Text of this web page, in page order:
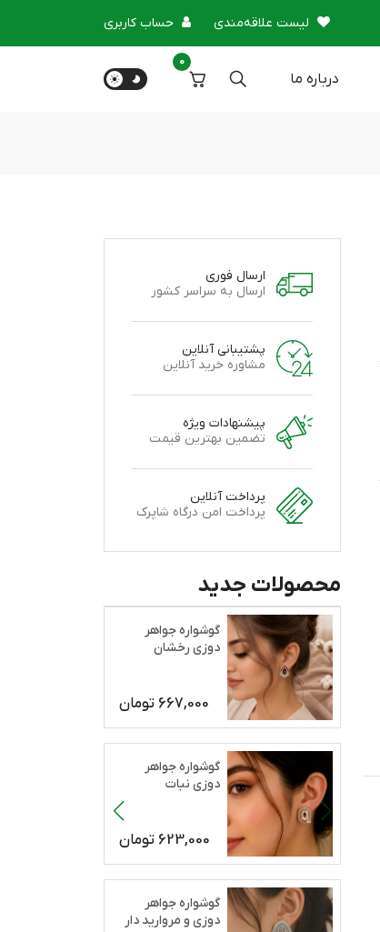
لیست علاقه‌مندی حساب کاربری
درباره‌ ما
0
ارسال فوری
ارسال به سراسر کشور
پشتیبانی آنلاین
مشاوره خرید آنلاین
پیشنهادات ویژه
تضمین بهترین قیمت
پرداخت آنلاین
پرداخت امن درگاه شاپرک
محصولات جدید
گوشواره جواهر
دوزی رخشان
667,000 تومان
گوشواره جواهر
دوزی نبات
623,000 تومان
گوشواره جواهر
دوزی و مروارید دار